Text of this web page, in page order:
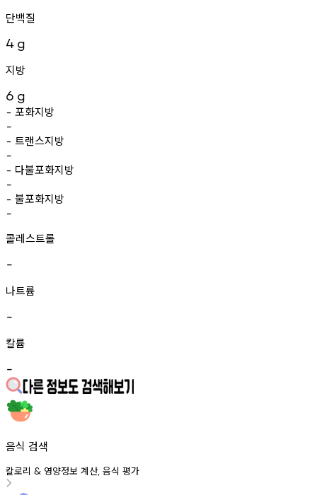
단백질
4 g
지방
6 g
- 포화지방
-
- 트랜스지방
-
- 다불포화지방
-
- 불포화지방
-
콜레스트롤
-
나트륨
-
칼륨
-
음식 검색
칼로리 & 영양정보 계산, 음식 평가